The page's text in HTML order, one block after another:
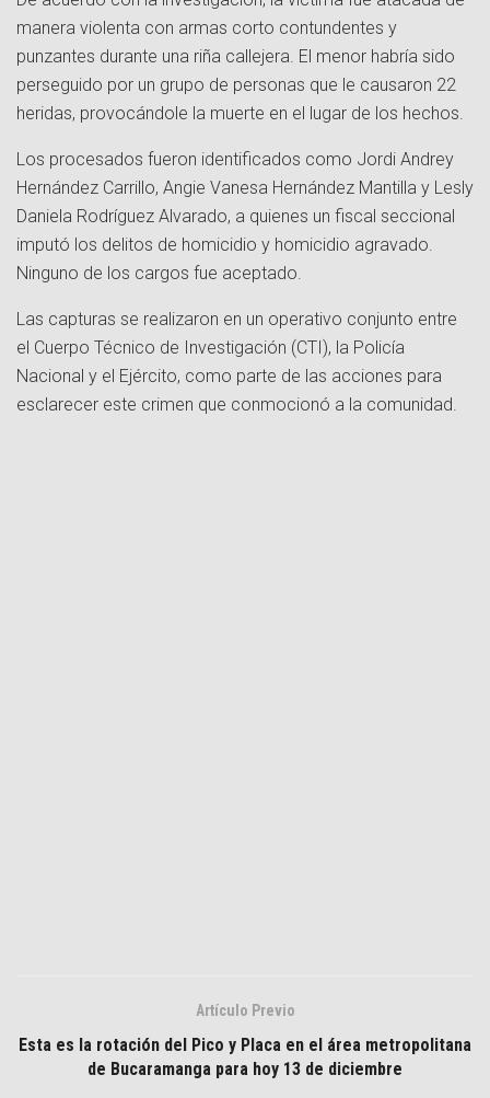
manera violenta con armas corto contundentes y
punzantes durante una riña callejera. El menor habría sido
perseguido por un grupo de personas que le causaron 22
heridas, provocándole la muerte en el lugar de los hechos.
Los procesados fueron identificados como Jordi Andrey
Hernández Carrillo, Angie Vanesa Hernández Mantilla y Lesly
Daniela Rodríguez Alvarado, a quienes un fiscal seccional
imputó los delitos de homicidio y homicidio agravado.
Ninguno de los cargos fue aceptado.
Las capturas se realizaron en un operativo conjunto entre
el Cuerpo Técnico de Investigación (CTI), la Policía
Nacional y el Ejército, como parte de las acciones para
esclarecer este crimen que conmocionó a la comunidad.
Artículo Previo
Esta es la rotación del Pico y Placa en el área metropolitana
de Bucaramanga para hoy 13 de diciembre